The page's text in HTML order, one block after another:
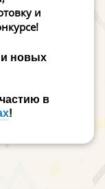
и
и новых
в
!